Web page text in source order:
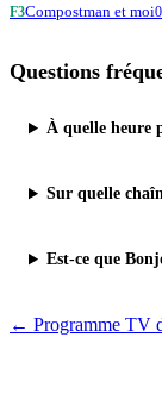
F3Compostman et moi
Questions
À quelle heure
Sur quelle
Est-ce que
← Programme TV